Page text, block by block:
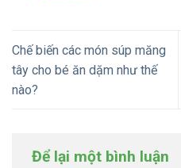
Chế biến các món súp măng
tây cho bé ăn dặm như thế
nào?
Để lại một bình luận